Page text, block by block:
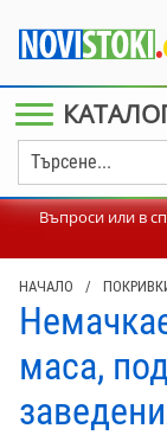
Въпроси или в
НАЧАЛО /
маса,